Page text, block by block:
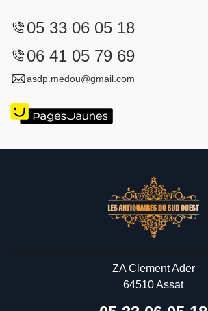
05 33 06 05 18
06 41 05 79 69
asdp.medou@gmail.com
ZA Clement Ader
64510 Assat